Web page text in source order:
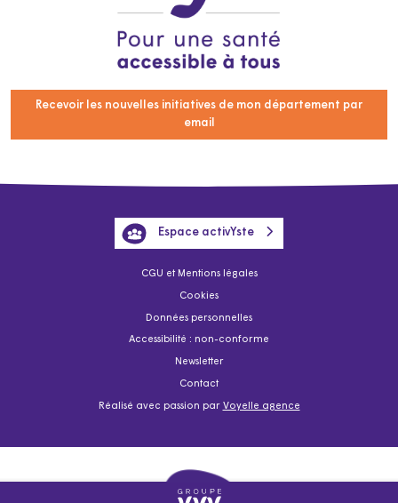
Recevoir les nouvelles initiatives de mon département par
email
CGU et Mentions légales
Cookies
Données personnelles
Accessibilité : non-conforme
Newsletter
Contact
Réalisé avec passion par Voyelle agence
Espace activYste